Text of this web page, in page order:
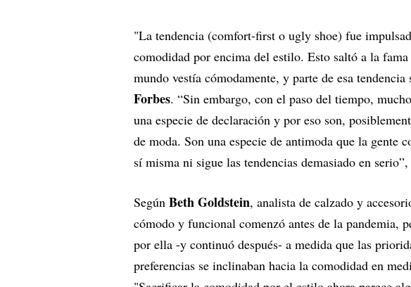
"La tendencia (comfort-first o ugly shoe) fue
comodidad por encima del estilo. Esto saltó a la
mundo vestía cómodamente, y parte de esa
Forbes. “Sin embargo, con el paso del tiempo,
una especie de declaración y por eso son,
de moda. Son una especie de antimoda que la gente
sí misma ni sigue las tendencias demasiado en serio”,
Según Beth Goldstein, analista de calzado y
cómodo y funcional comenzó antes de la pandemia,
por ella -y continuó después- a medida que las
preferencias se inclinaban hacia la comodidad en